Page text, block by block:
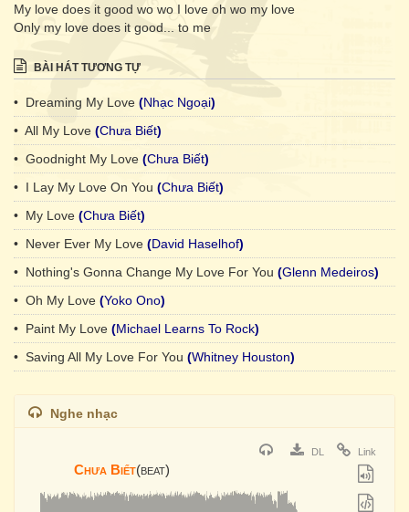
My love does it good wo wo I love oh wo my love
Only my love does it good... to me
BÀI HÁT TƯƠNG TỰ
• Dreaming My Love (Nhạc Ngoại)
• All My Love (Chưa Biết)
• Goodnight My Love (Chưa Biết)
• I Lay My Love On You (Chưa Biết)
• My Love (Chưa Biết)
• Never Ever My Love (David Haselhof)
• Nothing's Gonna Change My Love For You (Glenn Medeiros)
• Oh My Love (Yoko Ono)
• Paint My Love (Michael Learns To Rock)
• Saving All My Love For You (Whitney Houston)
Nghe nhạc
DL Link
Chưa Biết(beat)